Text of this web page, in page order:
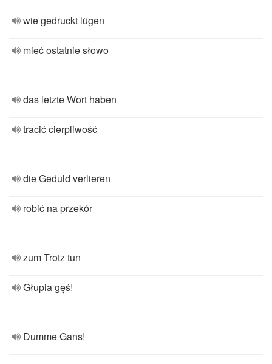
wie gedruckt lügen
mieć ostatnie słowo
das letzte Wort haben
tracić cierpliwość
die Geduld verlieren
robić na przekór
zum Trotz tun
Głupia gęś!
Dumme Gans!